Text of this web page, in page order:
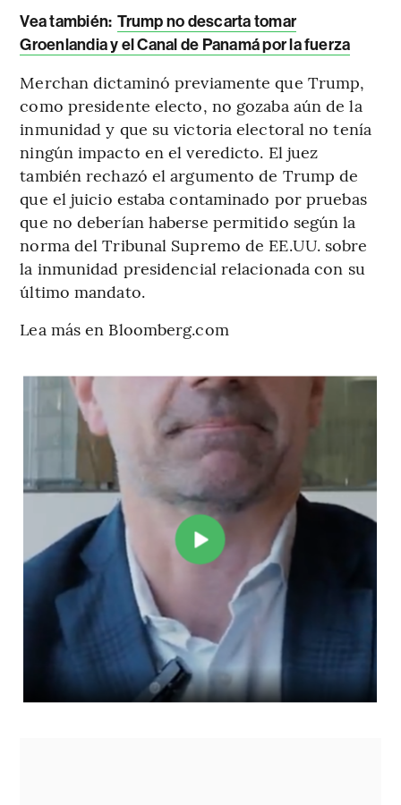
Vea también: Trump no descarta tomar
Groenlandia y el Canal de Panamá por la fuerza
Merchan dictaminó previamente que Trump,
como presidente electo, no gozaba aún de la
inmunidad y que su victoria electoral no tenía
ningún impacto en el veredicto. El juez
también rechazó el argumento de Trump de
que el juicio estaba contaminado por pruebas
que no deberían haberse permitido según la
norma del Tribunal Supremo de EE.UU. sobre
la inmunidad presidencial relacionada con su
último mandato.
Lea más en Bloomberg.com